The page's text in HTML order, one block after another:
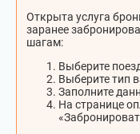
Открыта услуга
заранее
шагам:
Выберите
Выберите тип
Заполните
На странице